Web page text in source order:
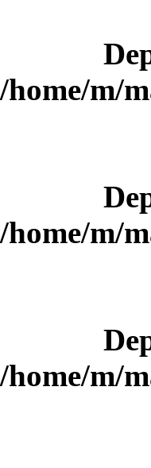
/home/m/
/home/m/
/home/m/